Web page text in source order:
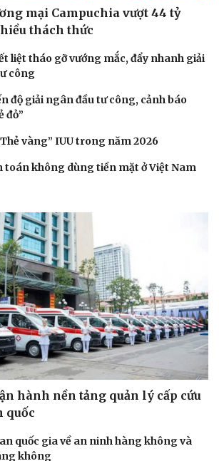
mại Campuchia vượt 44 tỷ
thách thức
liệt tháo gỡ vướng mắc, đẩy nhanh giải
công
độ giải ngân đầu tư công, cảnh báo
đỏ”
vàng” IUU trong năm 2026
toán không dùng tiền mặt ở Việt Nam
hành nền tảng quản lý cấp cứu
quốc
quốc gia về an ninh hàng không và
không